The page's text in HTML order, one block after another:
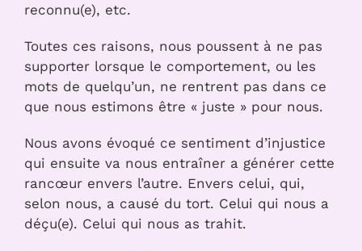
reconnu(e), etc.
Toutes ces raisons, nous poussent à ne pas
supporter lorsque le comportement, ou les
mots de quelqu’un, ne rentrent pas dans ce
que nous estimons être « juste » pour nous.
Nous avons évoqué ce sentiment d’injustice
qui ensuite va nous entraîner a générer cette
rancœur envers l’autre. Envers celui, qui,
selon nous, a causé du tort. Celui qui nous a
déçu(e). Celui qui nous as trahit.